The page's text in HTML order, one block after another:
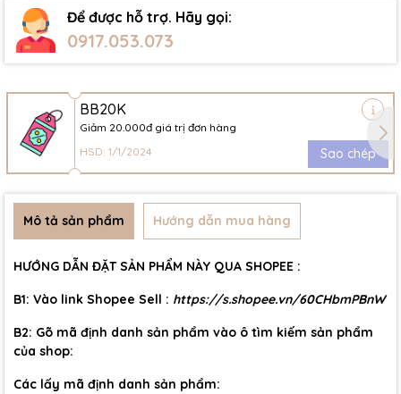
Để được hỗ trợ. Hãy gọi:
0917.053.073
BB20K
Giảm 20.000đ giá trị đơn hàng
HSD: 1/1/2024
Sao chép
Mô tả sản phẩm Hướng dẫn mua hàng
HƯỚNG DẪN ĐẶT SẢN PHẨM NÀY QUA SHOPEE :
B1: Vào link Shopee Sell : https://s.shopee.vn/60CHbmPBnW
B2: Gõ mã định danh sản phẩm vào ô tìm kiếm sản phẩm
của shop:
Các lấy mã định danh sản phẩm: